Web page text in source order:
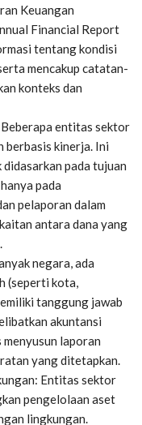
Keuangan
Financial Report
tentang kondisi
mencakup catatan-
konteks dan
entitas sektor
berbasis kinerja. Ini
pada tujuan
pada
pelaporan dalam
antara dana yang
negara, ada
(seperti kota,
tanggung jawab
akuntansi
laporan
yang ditetapkan.
Entitas sektor
pengelolaan aset
lingkungan.